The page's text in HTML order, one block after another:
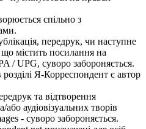
спільно з
передрук, чи наступне
містить посилання на
/ UPG, суворо забороняється.
Я-Корреспондент є автор
та відтворення
аудіовізуальних творів
- суворо забороняється.